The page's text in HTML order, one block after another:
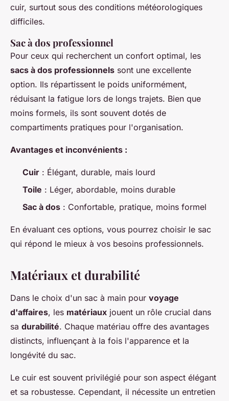
cuir, surtout sous des conditions météorologiques
difficiles.
Sac à dos professionnel
Pour ceux qui recherchent un confort optimal, les
sacs à dos professionnels sont une excellente
option. Ils répartissent le poids uniformément,
réduisant la fatigue lors de longs trajets. Bien que
moins formels, ils sont souvent dotés de
compartiments pratiques pour l'organisation.
Avantages et inconvénients :
Cuir : Élégant, durable, mais lourd
Toile : Léger, abordable, moins durable
Sac à dos : Confortable, pratique, moins formel
En évaluant ces options, vous pourrez choisir le sac
qui répond le mieux à vos besoins professionnels.
Matériaux et durabilité
Dans le choix d'un sac à main pour voyage
d'affaires, les matériaux jouent un rôle crucial dans
sa durabilité. Chaque matériau offre des avantages
distincts, influençant à la fois l'apparence et la
longévité du sac.
Le cuir est souvent privilégié pour son aspect élégant
et sa robustesse. Cependant, il nécessite un entretien